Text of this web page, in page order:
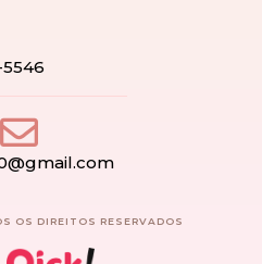
5546
OS DIREITOS RESERVADOS